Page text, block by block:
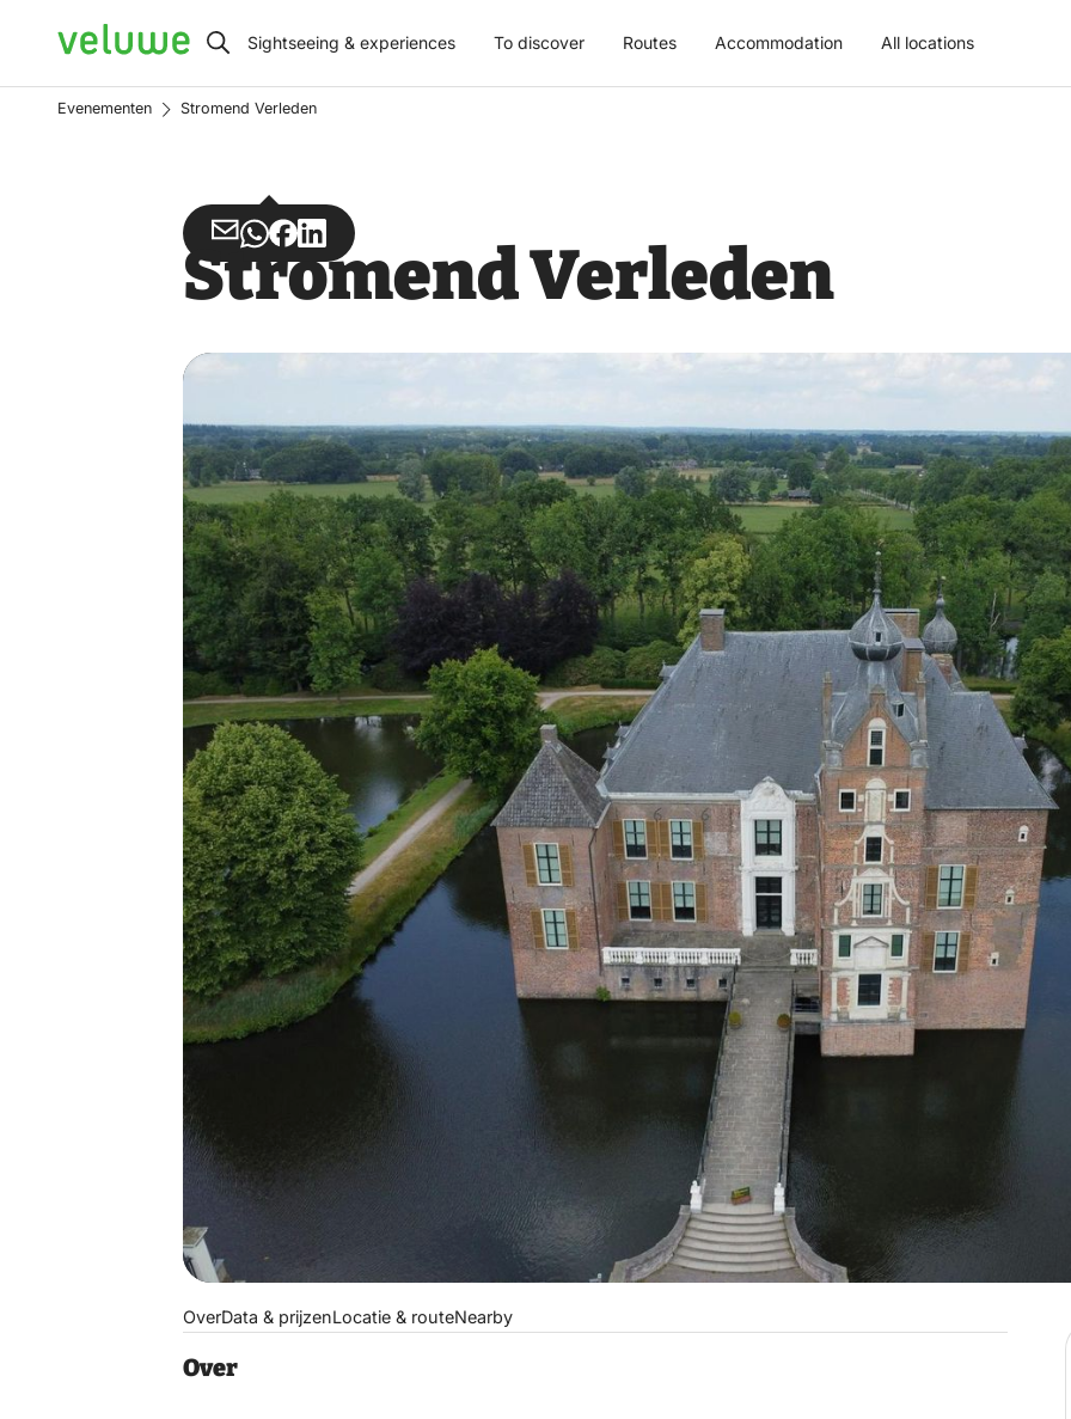
Veluwe Sightseeing & experiences To discover Routes Accommodation All locations
Evenementen Stromend Verleden
Share
via
Share
via
Share
on
Share
on
Stromend Verleden
OverData & prijzenLocatie & routeNearby
Over